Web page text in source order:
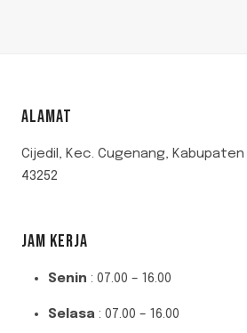
ALAMAT
Cijedil, Kec. Cugenang,
43252
JAM KERJA
Senin : 07.00 – 16.00
Selasa : 07.00 – 16.00